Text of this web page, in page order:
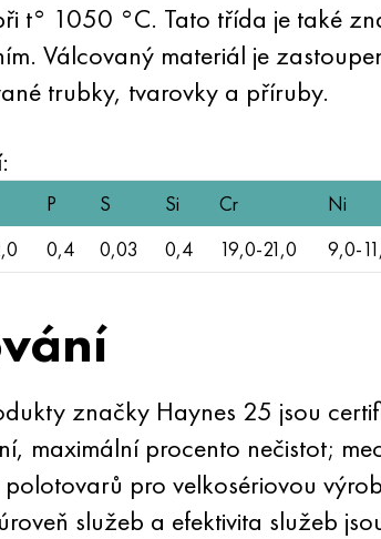
t° 1050 °C. Tato třída je také
Válcovaný materiál je
trubky, tvarovky a příruby.
P S Si Cr Ni
0,4 0,03 0,4 19,0-21,0 9,0-
značky Haynes 25 jsou
maximální procento nečistot;
pro velkosériovou
služeb a efektivita služeb